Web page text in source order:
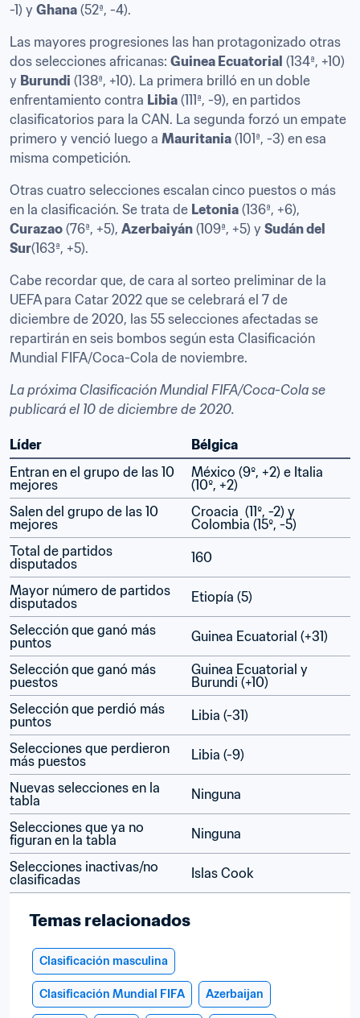
-1) y Ghana (52ª, -4).
Las mayores progresiones las han protagonizado otras
dos selecciones africanas: Guinea Ecuatorial (134ª, +10)
y Burundi (138ª, +10). La primera brilló en un doble
enfrentamiento contra Libia (111ª, -9), en partidos
clasificatorios para la CAN. La segunda forzó un empate
primero y venció luego a Mauritania (101ª, -3) en esa
misma competición.
Otras cuatro selecciones escalan cinco puestos o más
en la clasificación. Se trata de Letonia
Curazao (76ª, +5), Azerbaiyán (109ª, +5) y Sudán del
Sur(163ª, +5).
Cabe recordar que, de cara al sorteo preliminar de la
UEFA para Catar 2022 que se celebrará el 7 de
diciembre de 2020, las 55 selecciones afectadas se
repartirán en seis bombos según esta Clasificación
Mundial FIFA/Coca-Cola de noviembre.
La próxima Clasificación Mundial FIFA/Coca-Cola se
publicará el 10 de diciembre de 2020.
Líder
Bélgica
Entran en el grupo de las 10
mejores
México (9º, +2) e Italia
(10º, +2)
Salen del grupo de las 10
mejores
Croacia  (11º, -2) y
Colombia (15º, -5)
Total de partidos
disputados
160
Mayor número de partidos
disputados
Etiopía (5)
Selección que ganó más
puntos
Guinea Ecuatorial (+31)
Selección que ganó más
puestos
Guinea Ecuatorial y
Burundi (+10)
Selección que perdió más
puntos
Libia (-31)
Selecciones que perdieron
más puestos
Libia (-9)
Nuevas selecciones en la
tabla
Ninguna
Selecciones que ya no
figuran en la tabla
Ninguna
Selecciones inactivas/no
clasificadas
Islas Cook
Temas relacionados
Clasificación masculina
Clasificación Mundial FIFA Azerbaijan